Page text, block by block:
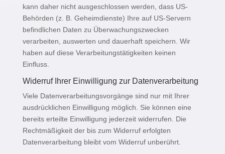
kann daher nicht ausgeschlossen werden, dass US-
Behörden (z. B. Geheimdienste) Ihre auf US-Servern
befindlichen Daten zu Überwachungszwecken
verarbeiten, auswerten und dauerhaft speichern. Wir
haben auf diese Verarbeitungstätigkeiten keinen
Einfluss.
Widerruf Ihrer Einwilligung zur Datenverarbeitung
Viele Datenverarbeitungsvorgänge sind nur mit Ihrer
ausdrücklichen Einwilligung möglich. Sie können eine
bereits erteilte Einwilligung jederzeit widerrufen. Die
Rechtmäßigkeit der bis zum Widerruf erfolgten
Datenverarbeitung bleibt vom Widerruf unberührt.